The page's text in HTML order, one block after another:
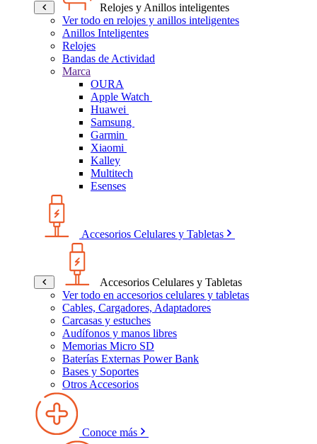
Relojes y Anillos inteligentes
Ver todo en relojes y anillos inteligentes
Anillos Inteligentes
Relojes
Bandas de Actividad
Marca
OURA
Apple Watch
Huawei
Samsung
Garmin
Xiaomi
Kalley
Multitech
Esenses
Accesorios Celulares y Tabletas
Accesorios Celulares y Tabletas
Ver todo en accesorios celulares y tabletas
Cables, Cargadores, Adaptadores
Carcasas y estuches
Audífonos y manos libres
Memorias Micro SD
Baterías Externas Power Bank
Bases y Soportes
Otros Accesorios
Conoce más